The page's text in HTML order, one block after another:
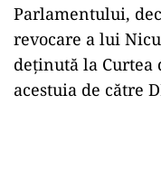
Parlamentului,
revocare a lui
deţinută la Curtea
acestuia de către